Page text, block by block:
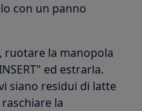
con un panno
ruotare la manopola
ed estrarla.
siano residui di latte
la